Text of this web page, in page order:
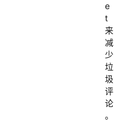
e
t
来
减
少
垃
圾
评
论
。